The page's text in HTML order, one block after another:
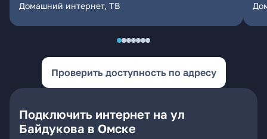
Домашний интернет, ТВ
Проверить доступность по адресу
Подключить интернет на ул
Байдукова в Омске